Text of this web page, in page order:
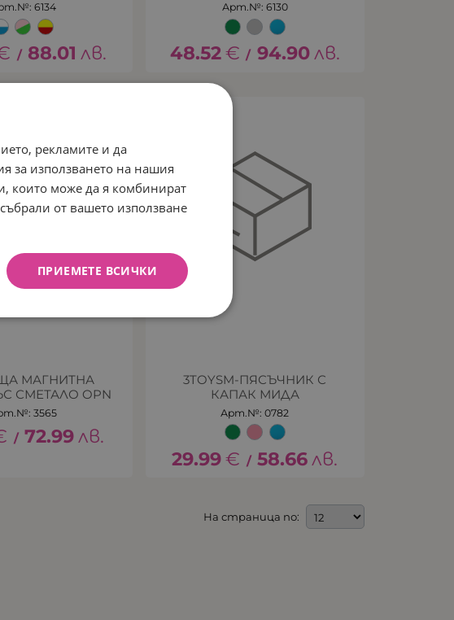
6134
/ 88.01 лв.
Арт.№: 6130
48.52€ / 94.90лв.
МАГНИТНА
СМЕТАЛО OPN
3565
/ 72.99лв.
3TOYSM-ПЯСЪЧНИК С
КАПАК МИДА
Арт.№: 0782
29.99€ / 58.66 лв.
На страница по:
рекламите и да
за използването на нашия
които може да я комбинират
от вашето използване
ПРИЕМЕТЕ ВСИЧКИ